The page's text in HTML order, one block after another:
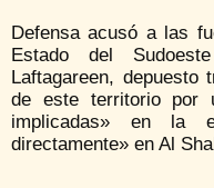
Defensa acusó a las
Estado del
Laftagareen, depuesto
de este territorio por
implicadas» en la
directamente» en Al